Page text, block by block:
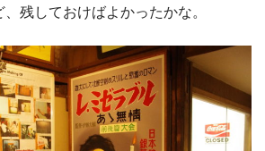
残しておけばよかったかな。